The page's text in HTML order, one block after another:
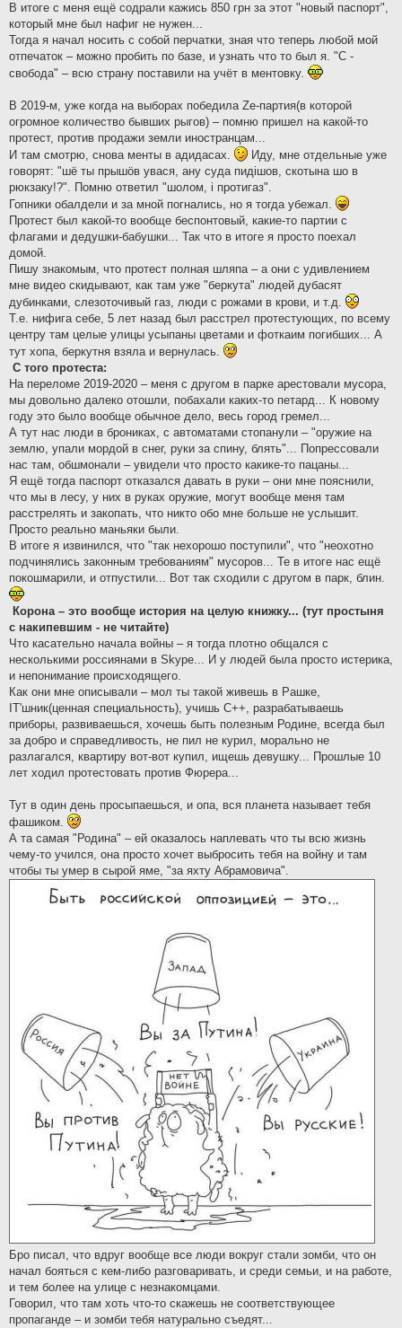
В итоге с меня ещё содрали кажись 850 грн за этот "новый паспорт",
который мне был нафиг не нужен...
Тогда я начал носить с собой перчатки, зная что теперь любой мой
отпечаток – можно пробить по базе, и узнать что то был я. "С -
свобода" – всю страну поставили на учёт в ментовку.
В 2019-м, уже когда на выборах победила Zе-партия(в которой
огромное количество бывших рыгов) – помню пришел на какой-то
протест, против продажи земли иностранцам...
И там смотрю, снова менты в адидасах.
Иду, мне отдельные уже
говорят: "шё ты прышöв увася, ану суда пидiшов, скотына шо в
рюкзаку!?". Помню ответил "шолом, i протигаз".
Гопники обалдели и за мной погнались, но я тогда убежал.
Протест был какой-то вообще беспонтовый, какие-то партии с
флагами и дедушки-бабушки... Так что в итоге я просто поехал
домой.
Пишу знакомым, что протест полная шляпа – а они с удивлением
мне видео скидывают, как там уже "беркута" людей дубасят
дубинками, слезоточивый газ, люди с рожами в крови, и т.д.
Т.е. нифига себе, 5 лет назад был расстрел протестующих, по всему
центру там целые улицы усыпаны цветами и фоткаим погибших... А
тут хопа, беркутня взяла и вернулась.
С того протеста:
На переломе 2019-2020 – меня с другом в парке арестовали мусора,
мы довольно далеко отошли, побахали каких-то петард... К новому
году это было вообще обычное дело, весь город гремел...
А тут нас люди в брониках, с автоматами стопанули – "оружие на
землю, упали мордой в снег, руки за спину, блять"... Попрессовали
нас там, обшмонали – увидели что просто какике-то пацаны...
Я ещё тогда паспорт отказался давать в руки – они мне пояснили,
что мы в лесу, у них в руках оружие, могут вообще меня там
расстрелять и закопать, что никто обо мне больше не услышит.
Просто реально маньяки были.
В итоге я извинился, что "так нехорошо поступили", что "неохотно
подчинялись законным требованиям" мусоров... Те в итоге нас ещё
покошмарили, и отпустили... Вот так сходили с другом в парк, блин.
Корона – это вообще история на целую книжку... (тут простыня
с накипевшим - не читайте)
Что касательно начала войны – я тогда плотно общался с
несколькими россиянами в Skype... И у людей была просто истерика,
и непонимание происходящего.
Как они мне описывали – мол ты такой живешь в Рашке,
IT'шник(ценная специальность), учишь C++, разрабатываешь
приборы, развиваешься, хочешь быть полезным Родине, всегда был
за добро и справедливость, не пил не курил, морально не
разлагался, квартиру вот-вот купил, ищешь девушку... Прошлые 10
лет ходил протестовать против Фюрера...
Тут в один день просыпаешься, и опа, вся планета называет тебя
фашиком.
А та самая "Родина" – ей оказалось наплевать что ты всю жизнь
чему-то учился, она просто хочет выбросить тебя на войну и там
чтобы ты умер в сырой яме, "за яхту Абрамовича".
Бро писал, что вдруг вообще все люди вокруг стали зомби, что он
начал бояться с кем-либо разговаривать, и среди семьи, и на работе,
и тем более на улице с незнакомцами.
Говорил, что там хоть что-то скажешь не соответствующее
пропаганде – и зомби тебя натурально съедят...